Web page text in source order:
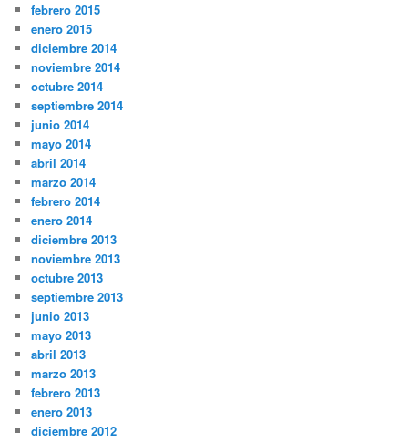
febrero 2015
enero 2015
diciembre 2014
noviembre 2014
octubre 2014
septiembre 2014
junio 2014
mayo 2014
abril 2014
marzo 2014
febrero 2014
enero 2014
diciembre 2013
noviembre 2013
octubre 2013
septiembre 2013
junio 2013
mayo 2013
abril 2013
marzo 2013
febrero 2013
enero 2013
diciembre 2012